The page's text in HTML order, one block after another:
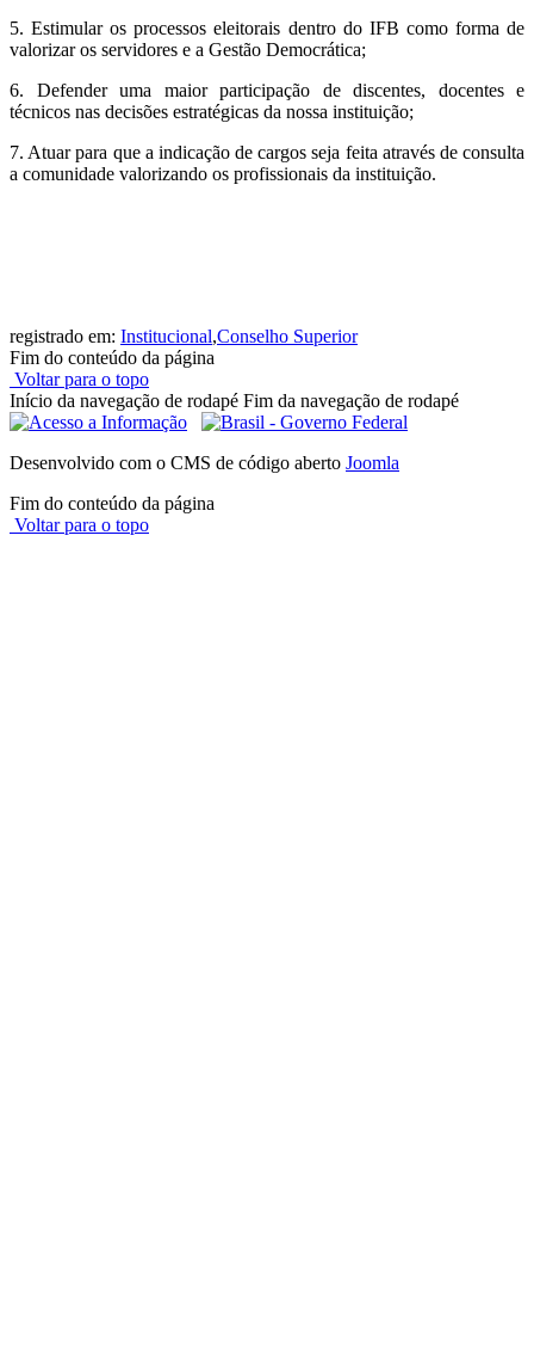
5. Estimular os processos eleitorais dentro do IFB como forma de
valorizar os servidores e a Gestão Democrática;
6. Defender uma maior participação de discentes, docentes e
técnicos nas decisões estratégicas da nossa instituição;
7. Atuar para que a indicação de cargos seja feita através de consulta
a comunidade valorizando os profissionais da instituição.
registrado em: Institucional,Conselho Superior
Fim do conteúdo da página
Voltar para o topo
Início da navegação de rodapé Fim da navegação de rodapé
Desenvolvido com o CMS de código aberto Joomla
Fim do conteúdo da página
Voltar para o topo